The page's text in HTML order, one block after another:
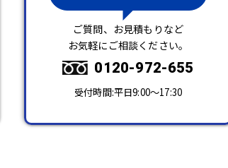
ご質問、お見積もりなど
お気軽にご相談ください。
0120-972-655
受付時間:平日9:00～17:30